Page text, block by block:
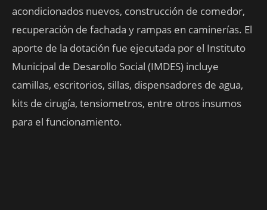
acondicionados nuevos, construcción de comedor,
recuperación de fachada y rampas en caminerías. El
aporte de la dotación fue ejecutada por el Instituto
Municipal de Desarollo Social (IMDES) incluye
camillas, escritorios, sillas, dispensadores de agua,
kits de cirugía, tensiometros, entre otros insumos
para el funcionamiento.